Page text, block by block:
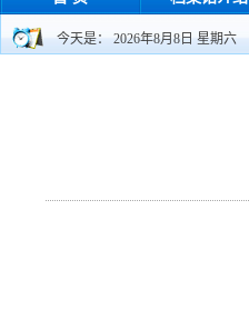
今天是： 2026年8月8日 星期六